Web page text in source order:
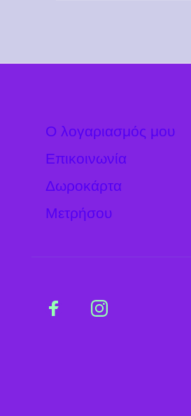
Ο λογαριασμός μου
Επικοινωνία
Δωροκάρτα
Μετρήσου